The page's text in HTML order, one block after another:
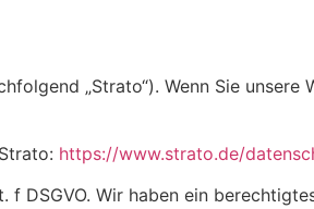
„Strato“). Wenn Sie
https://www.strato.de/
Wir haben ein